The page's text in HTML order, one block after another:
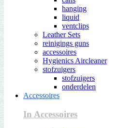
hanging
liquid
ventclips
Leather Sets
reinigings guns
accessoires
Hygienics Aircleaner
stofzuigers
stofzuigers
onderdelen
Accessoires
In Accessoires